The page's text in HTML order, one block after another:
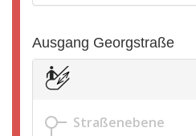
Ausgang Georgstraße
Straßenebene